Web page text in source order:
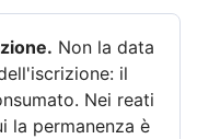
Non la data
il
Nei reati
la permanenza è